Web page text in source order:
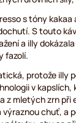
s tóny
S touto
a illy
fazolí.
protože illy
v kapslích,
z mletých zrn při
chuť, a